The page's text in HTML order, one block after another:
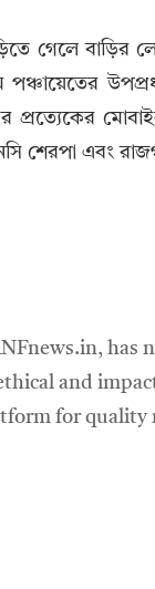
গেলে বাড়ির
পঞ্চায়েতের
প্রত্যেকের
শেরপা এবং
has
and
for